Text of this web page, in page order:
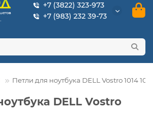
+7 (3822) 323-973
+7 (983) 232 39-73
Петли для ноутбука DELL Vostro 1014
DELL Vostro